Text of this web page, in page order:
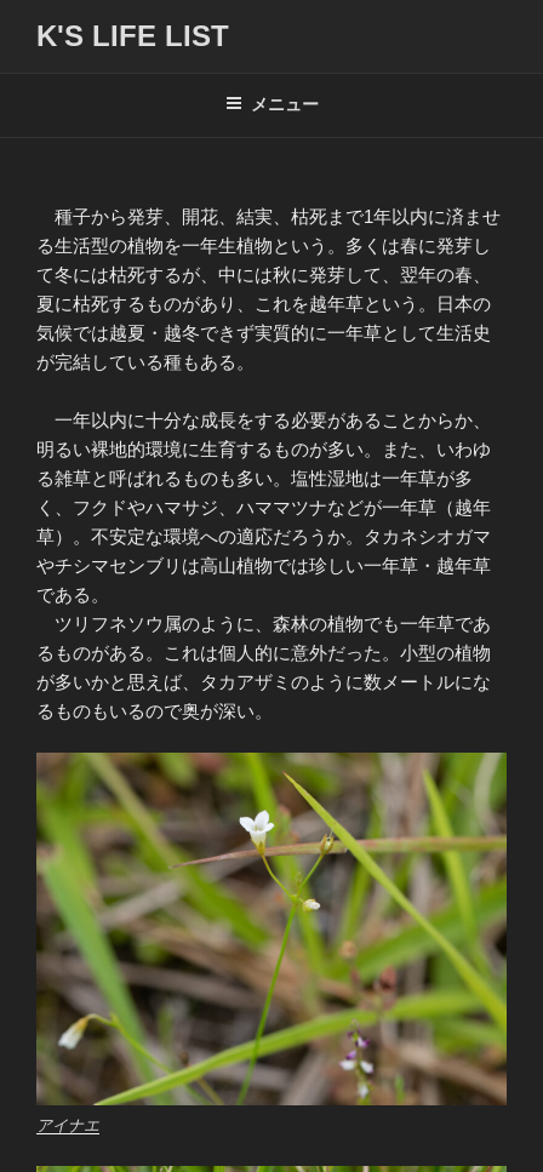
K'S LIFE LIST
メニュー
種子から発芽、開花、結実、枯死まで1年以内に済ませ
る生活型の植物を一年生植物という。多くは春に発芽し
て冬には枯死するが、中には秋に発芽して、翌年の春、
夏に枯死するものがあり、これを越年草という。日本の
気候では越夏・越冬できず実質的に一年草として生活史
が完結している種もある。
一年以内に十分な成長をする必要があることからか、
明るい裸地的環境に生育するものが多い。また、いわゆ
る雑草と呼ばれるものも多い。塩性湿地は一年草が多
く、フクドやハマサジ、ハママツナなどが一年草（越年
草）。不安定な環境への適応だろうか。タカネシオガマ
やチシマセンブリは高山植物では珍しい一年草・越年草
である。
ツリフネソウ属のように、森林の植物でも一年草であ
るものがある。これは個人的に意外だった。小型の植物
が多いかと思えば、タカアザミのように数メートルにな
るものもいるので奥が深い。
アイナエ